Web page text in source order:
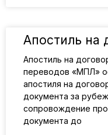
Апостиль на
Апостиль на
переводов «МПЛ»
апостиля на
документа за
сопровождение
документа до